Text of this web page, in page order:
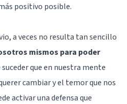
positivo posible.
a veces no resulta tan sencillo
mismos para poder
suceder que en nuestra mente
cambiar y el temor que nos
activar una defensa que